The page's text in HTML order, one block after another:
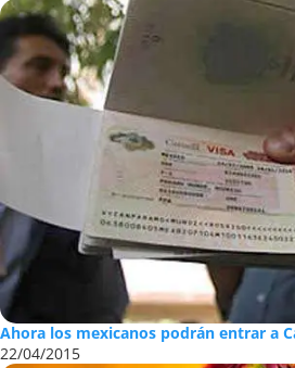
Ahora los mexicanos podrán entrar a
22/04/2015